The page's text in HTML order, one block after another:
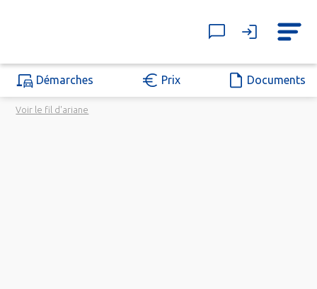
Démarches Prix Documents
Voir le fil d'ariane